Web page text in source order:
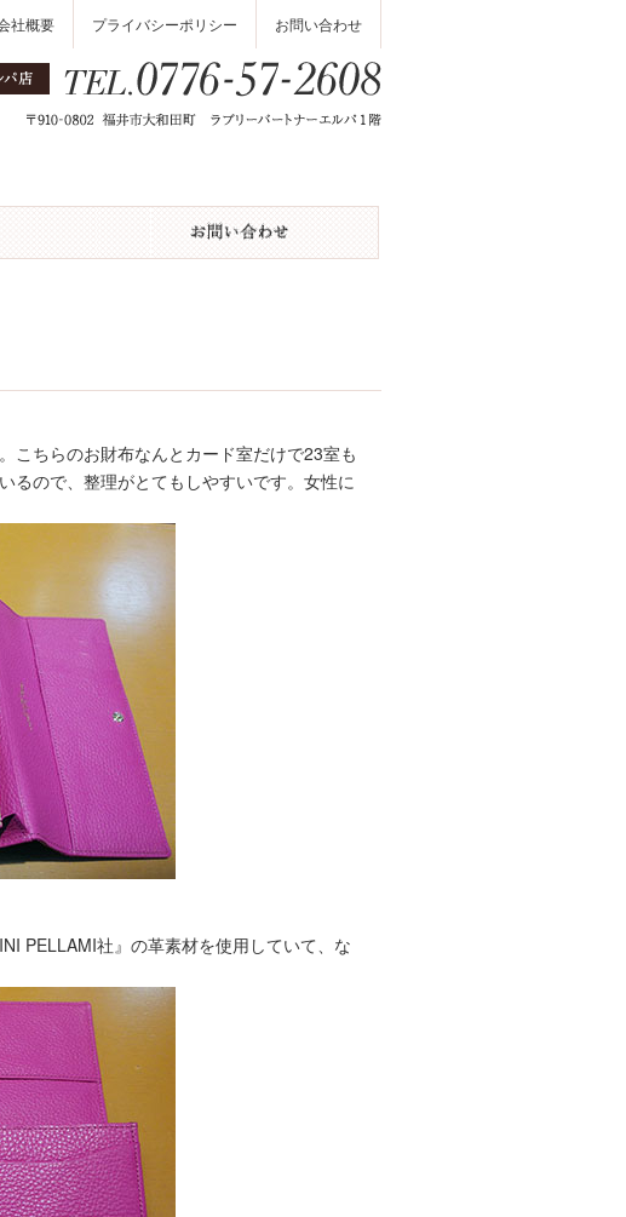
社概要 プライバシーポリシー お問い合わせ
こちらのお財布なんとカード室だけで23室も
るので、整理がとてもしやすいです。女性に
PELLAMI社』の革素材を使用していて、な